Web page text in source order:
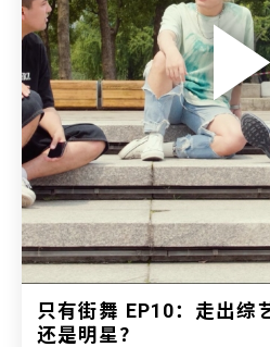
只有街舞 EP10：走出综
还是明星？